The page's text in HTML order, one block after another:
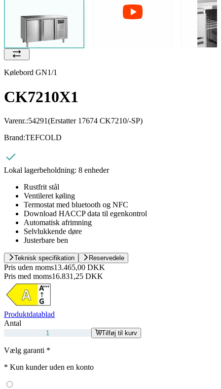
Kølebord GN1/1
CK7210X1
Varenr.:54291(Erstatter 17674 CK7210/-SP)
Brand:TEFCOLD
Lokal lagerbeholdning: 8 enheder
Rustfrit stål
Ventileret køling
Termostat med bluetooth og NFC
Download HACCP data til egenkontrol
Automatisk afrimning
Selvlukkende døre
Justerbare ben
Teknisk specifikation Reservedele
Pris uden moms13.465,00 DKK
Pris med moms16.831,25 DKK
Produktdatablad
Antal
Tilføj til kurv
Vælg garanti *
* Kun kunder uden en konto